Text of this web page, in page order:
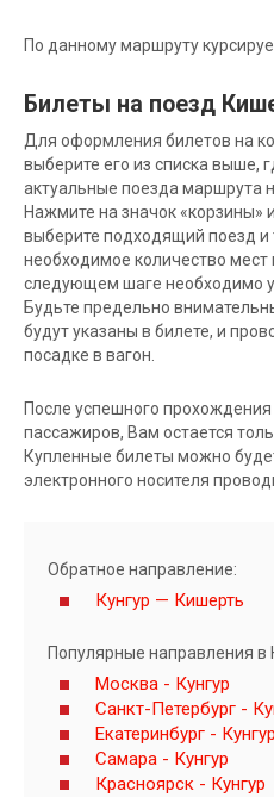
По данному маршруту
Билеты на поезд
Для оформления билетов на
выберите его из списка выше,
актуальные поезда маршрута
Нажмите на значок «корзины»
выберите подходящий поезд и
необходимое количество мест
следующем шаге необходимо
Будьте предельно
будут указаны в билете, и
посадке в вагон.
После успешного
пассажиров, Вам остается
Купленные билеты можно
электронного носителя
Обратное направление:
Кунгур — Кишерть
Популярные направления в
Москва - Кунгур
Санкт-Петербург -
Екатеринбург - Кунгур
Самара - Кунгур
Красноярск - Кунгур